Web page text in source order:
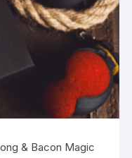
& Bacon Magic